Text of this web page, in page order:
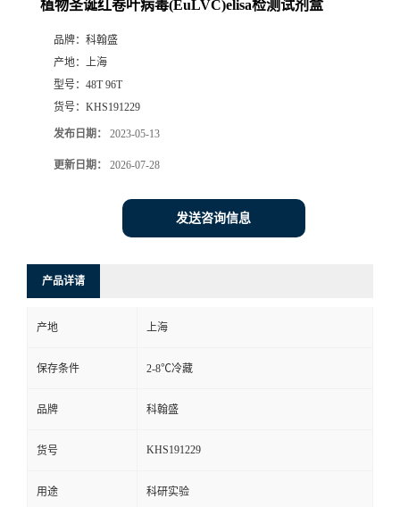
植物圣诞红卷叶病毒(EuLVC)elisa检测试剂盒
品牌： 科翰盛
产地： 上海
型号： 48T 96T
货号： KHS191229
发布日期： 2023-05-13
更新日期： 2026-07-28
发送咨询信息
产品详请
产地 上海
保存条件 2-8℃冷藏
品牌 科翰盛
货号 KHS191229
用途 科研实验